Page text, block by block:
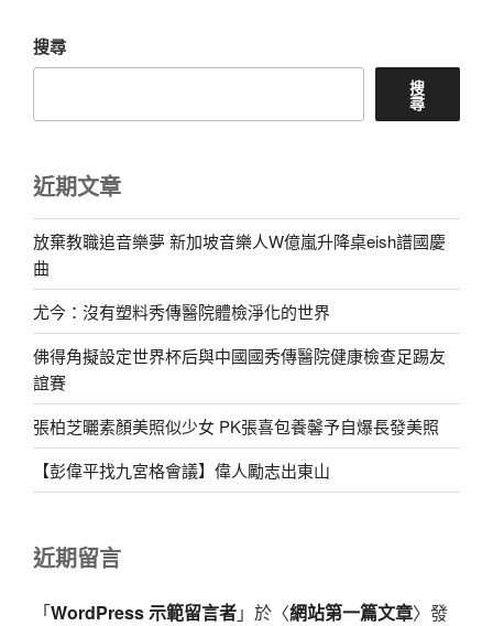
搜尋
搜
尋
近期文章
放棄教職追音樂夢 新加坡音樂人W億嵐升降桌eish譜國慶
曲
尤今：沒有塑料秀傳醫院體檢淨化的世界
佛得角擬設定世界杯后與中國國秀傳醫院健康檢查足踢友
誼賽
張柏芝曬素顏美照似少女 PK張喜包養馨予自爆長發美照
【彭偉平找九宮格會議】偉人勵志出東山
近期留言
「WordPress 示範留言者」於〈網站第一篇文章〉發